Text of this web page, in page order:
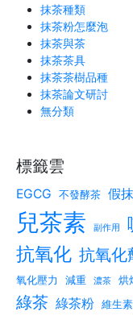
抹茶種類
抹茶粉怎麼泡
抹茶與茶
抹茶茶具
抹茶茶樹品種
抹茶論文研討
無分類
標籤雲
EGCG 不發酵茶 假
兒茶素 副作用
抗氧化 抗氧化
氧化壓力 減重 濃茶 烘
綠茶 綠茶粉 維生